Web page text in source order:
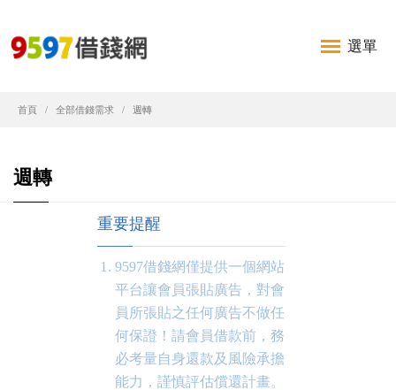
選單
首頁 全部借錢需求 週轉
週轉
重要提醒
9597借錢網僅提供一個網站
平台讓會員張貼廣告，對會
員所張貼之任何廣告不做任
何保證！請會員借款前，務
必考量自身還款及風險承擔
能力，謹慎評估償還計畫。